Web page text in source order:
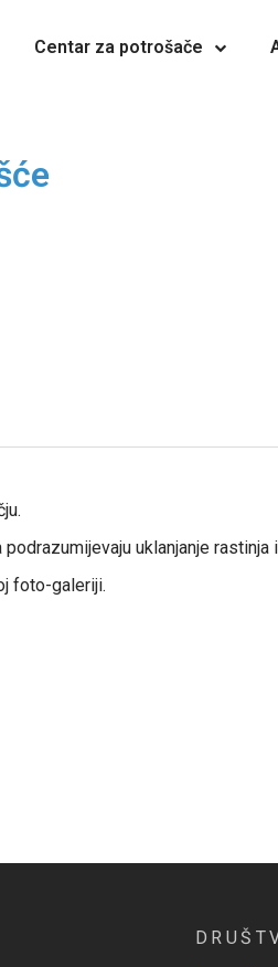
Centar za potrošače
uklanjanje
foto-galeriji.